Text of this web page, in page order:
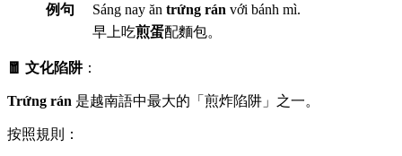
例句
Sáng nay ăn trứng rán với bánh mì.
早上吃煎蛋配麵包。
🧧 文化陷阱：
Trứng rán 是越南語中最大的「煎炸陷阱」之一。
按照規則：